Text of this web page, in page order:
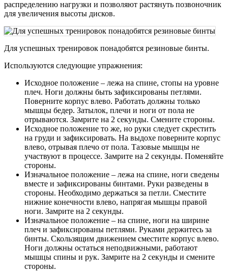
распределению нагрузки и позволяют растянуть позвоночник
для увеличения высоты дисков.
Для успешных тренировок понадобятся резиновые бинты.
Используются следующие упражнения:
Исходное положение – лежа на спине, стопы на уровне
плеч. Ноги должны быть зафиксированы петлями.
Поверните корпус влево. Работать должны только
мышцы бедер. Затылок, плечи и ноги от пола не
отрываются. Замрите на 2 секунды. Смените стороны.
Исходное положение то же, но руки следует скрестить
на груди и зафиксировать. На выдохе поверните корпус
влево, отрывая плечо от пола. Тазовые мышцы не
участвуют в процессе. Замрите на 2 секунды. Поменяйте
стороны.
Изначальное положение – лежа на спине, ноги сведены
вместе и зафиксированы бинтами. Руки разведены в
стороны. Необходимо держаться за петли. Сместите
нижние конечности влево, напрягая мышцы правой
ноги. Замрите на 2 секунды.
Изначальное положение – на спине, ноги на ширине
плеч и зафиксированы петлями. Руками держитесь за
бинты. Скользящим движением сместите корпус влево.
Ноги должны остаться неподвижными, работают
мышцы спины и рук. Замрите на 2 секунды и смените
стороны.